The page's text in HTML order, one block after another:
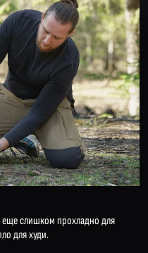
еще слишком прохладно для
для худи.